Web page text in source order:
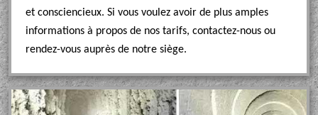
et consciencieux. Si vous voulez avoir de plus amples
informations à propos de nos tarifs, contactez-nous ou
rendez-vous auprès de notre siège.